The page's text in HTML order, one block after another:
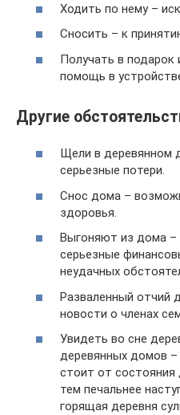
Ходить по нему –
Сносить – к
Получать в подарок
помощь в
Другие
Щели в деревянном
серьезные потери.
Снос дома –
здоровья.
Выгоняют из дома –
серьезные
неудачных
Разваленный отчий
новости о членах
Увидеть во сне
деревянных домов
стоит от
тем печальнее
горящая деревня